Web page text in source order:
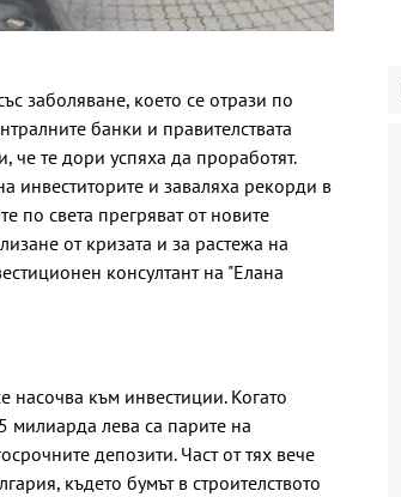
заболяване, което се отрази по
банки и правителствата
че те дори успяха да проработят.
инвеститорите и заваляха рекорди в
по света прегряват от новите
от кризата и за растежа на
консултант на "Елана
насочва към инвестиции. Когато
милиарда лева са парите на
депозити. Част от тях вече
където бумът в строителството